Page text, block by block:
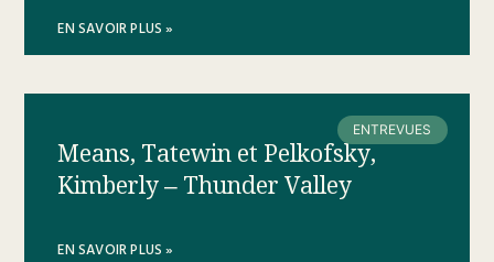
EN SAVOIR PLUS »
ENTREVUES
Means, Tatewin et Pelkofsky,
Kimberly – Thunder Valley
EN SAVOIR PLUS »